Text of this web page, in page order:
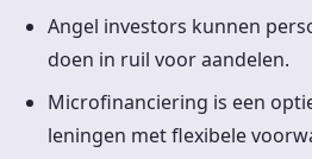
Angel investors kunnen
doen in ruil voor aandelen.
Microfinanciering is een
leningen met flexibele